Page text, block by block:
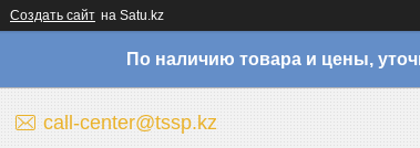
Создать сайт на Satu.kz
По наличию товара и цены,
call-center@tssp.kz